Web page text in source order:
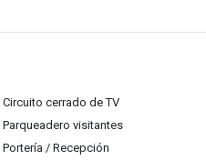
Circuito cerrado de TV
Parqueadero visitantes
Portería / Recepción